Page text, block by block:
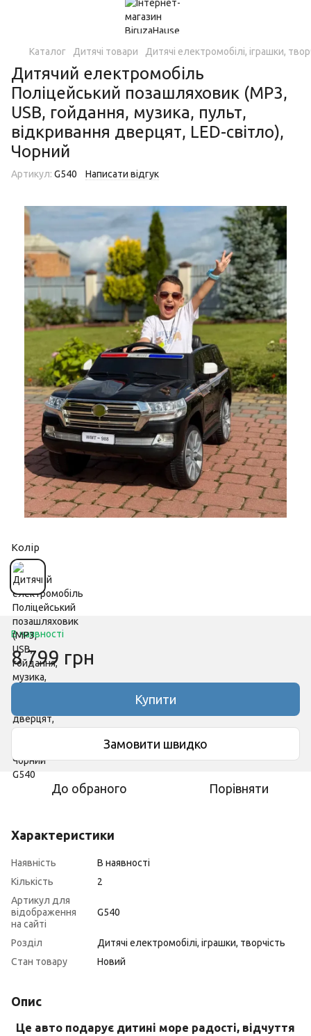
Каталог Дитячі товари Дитячі електромобілі, іграшки,
Дитячий електромобіль
Поліцейський позашляховик (MP3,
USB, гойдання, музика, пульт,
відкривання дверцят, LED-світло),
Чорний
Артикул: G540 Написати відгук
Колір
В наявності
8 799 грн
Купити
Замовити швидко
До обраного Порівняти
Характеристики
Наявність
В наявності
Кількість
2
Артикул для
відображення
на сайті
G540
Розділ
Дитячі електромобілі, іграшки, творчість
Стан товару
Новий
Опис
Це авто подарує дитині море радості, відчуття